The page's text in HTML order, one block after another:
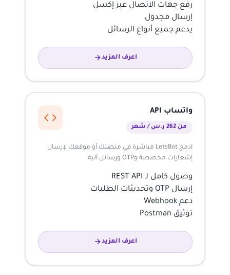
رفع جهات الاتصال عبر إكسل
إرسال مجدول
يدعم جميع أنواع الرسائل
اعرف المزيد
واتساب API
من 262 ر.س / شهر
ادمج LetsBot مباشرة في منصتك أو موقعك لإرسال
إشعارات مخصصة وOTP ورسائل آلية
وصول كامل لـ REST API
إرسال OTP وتحديثات الطلبات
دعم Webhook
توثيق Postman
اعرف المزيد